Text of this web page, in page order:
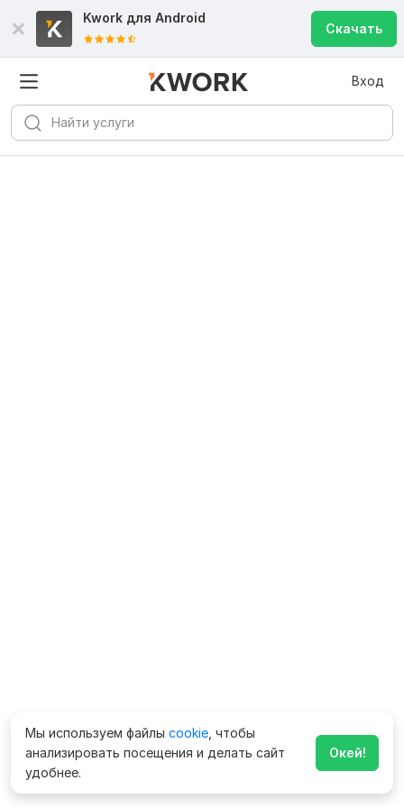
Kwork для Android
Скачать
Вход
Мы используем файлы cookie , чтобы
анализировать посещения и делать сайт
удобнее.
Окей!